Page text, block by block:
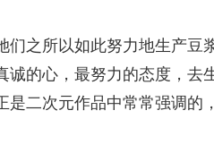
们之所以如此努力地生产豆
诚的心，最努力的态度，去
是二次元作品中常常强调的